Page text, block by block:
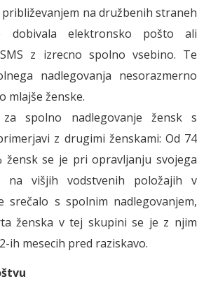
na družbenih straneh
elektronsko pošto ali
z izrecno spolno vsebino. Te
nadlegovanja nesorazmerno
mlajše ženske.
za spolno nadlegovanje žensk s
z drugimi ženskami: Od 74
žensk se je pri opravljanju svojega
na višjih vodstvenih položajih v
srečalo s spolnim nadlegovanjem,
ženska v tej skupini se je z njim
ih mesecih pred raziskavo.